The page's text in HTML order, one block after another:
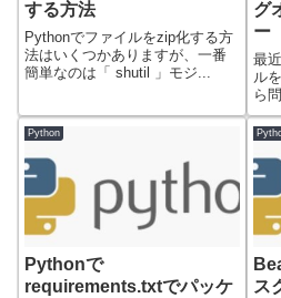
する方法
Pythonでファイルをzip化する方
法はいくつかありますが、一番
簡単なのは「 shutil 」モジ...
グ
ー
最
ル
ら
で
Python
Pythonで
requirements.txtでパッケ
ス